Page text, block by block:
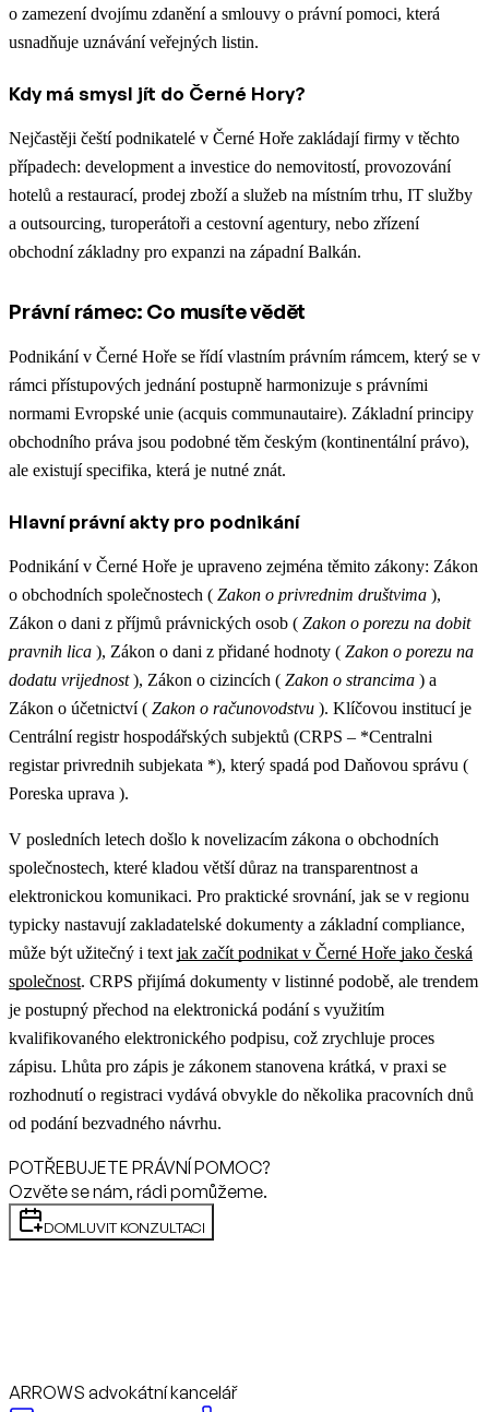
o zamezení dvojímu zdanění a smlouvy o právní pomoci, která
usnadňuje uznávání veřejných listin.
Kdy má smysl jít do Černé Hory?
Nejčastěji čeští podnikatelé v Černé Hoře zakládají firmy v těchto
případech: development a investice do nemovitostí, provozování
hotelů a restaurací, prodej zboží a služeb na místním trhu, IT služby
a outsourcing, turoperátoři a cestovní agentury, nebo zřízení
obchodní základny pro expanzi na západní Balkán.
Právní rámec: Co musíte vědět
Podnikání v Černé Hoře se řídí vlastním právním rámcem, který se v
rámci přístupových jednání postupně harmonizuje s právními
normami Evropské unie (acquis communautaire). Základní principy
obchodního práva jsou podobné těm českým (kontinentální právo),
ale existují specifika, která je nutné znát.
Hlavní právní akty pro podnikání
Podnikání v Černé Hoře je upraveno zejména těmito zákony: Zákon
o obchodních společnostech ( Zakon o privrednim društvima ),
Zákon o dani z příjmů právnických osob ( Zakon o porezu na dobit
pravnih lica ), Zákon o dani z přidané hodnoty ( Zakon o porezu na
dodatu vrijednost), Zákon o cizincích ( Zakon o strancima ) a
Zákon o účetnictví ( Zakon o računovodstvu ). Klíčovou institucí je
Centrální registr hospodářských subjektů (CRPS – *Centralni
registar privrednih subjekata *), který spadá pod Daňovou správu (
Poreska uprava ).
V posledních letech došlo k novelizacím zákona o obchodních
společnostech, které kladou větší důraz na transparentnost a
elektronickou komunikaci. Pro praktické srovnání, jak se v regionu
typicky nastavují zakladatelské dokumenty a základní compliance,
může být užitečný i textjak začít podnikat v Černé Hoře jako česká
společnost. CRPS přijímá dokumenty v listinné podobě, ale trendem
je postupný přechod na elektronická podání s využitím
kvalifikovaného elektronického podpisu, což zrychluje proces
zápisu. Lhůta pro zápis je zákonem stanovena krátká, v praxi se
rozhodnutí o registraci vydává obvykle do několika pracovních dnů
od podání bezvadného návrhu.
POTŘEBUJETE PRÁVNÍ POMOC?
Ozvěte se nám, rádi pomůžeme.
DOMLUVIT KONZULTACI
ARROWS advokátní kancelář